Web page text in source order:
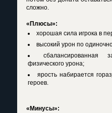
сложно.
«Плюсы»:
хорошая сила игрока в
высокий урон по
сбалансированная
физического урона;
ярость набирается
героев.
«Минусы»: